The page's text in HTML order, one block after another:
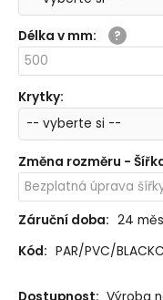
Délka v mm:
Krytky:
Změna rozměru -
Záruční doba: 24
Kód: PAR/PVC/